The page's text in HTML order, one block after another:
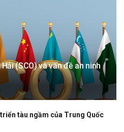
(SCO) và vấn đề an ninh
tàu ngầm của Trung Quốc